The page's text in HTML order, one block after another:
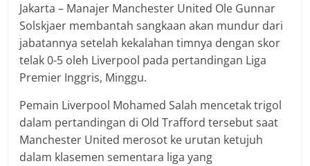
Jakarta – Manajer Manchester United Ole Gunnar
Solskjaer membantah sangkaan akan mundur dari
jabatannya setelah kekalahan timnya dengan skor
telak 0-5 oleh Liverpool pada pertandingan Liga
Premier Inggris, Minggu.
Pemain Liverpool Mohamed Salah mencetak trigol
dalam pertandingan di Old Trafford tersebut saat
Manchester United merosot ke urutan ketujuh
dalam klasemen sementara liga yang